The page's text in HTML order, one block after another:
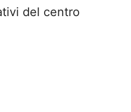
del centro